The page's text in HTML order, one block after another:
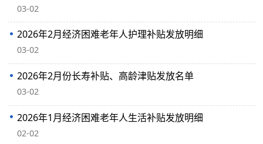
03-02
2026年2月经济困难老年人护理补贴发放明细‍​
03-02
2026年2月份长寿补贴、高龄津贴发放名单
03-02
2026年1月经济困难老年人生活补贴发放明细
02-02